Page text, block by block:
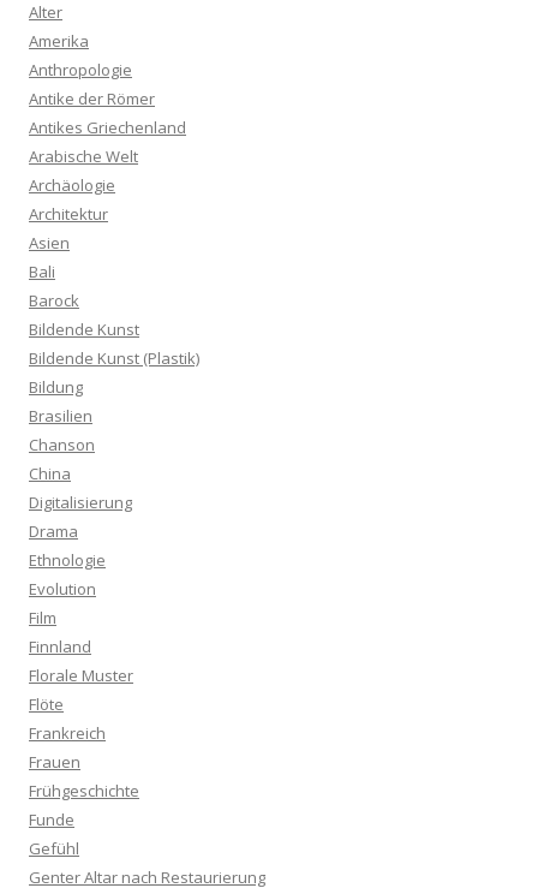
Alter
Amerika
Anthropologie
Antike der Römer
Antikes Griechenland
Arabische Welt
Archäologie
Architektur
Asien
Bali
Barock
Bildende Kunst
Bildende Kunst (Plastik)
Bildung
Brasilien
Chanson
China
Digitalisierung
Drama
Ethnologie
Evolution
Film
Finnland
Florale Muster
Flöte
Frankreich
Frauen
Frühgeschichte
Funde
Gefühl
Genter Altar nach Restaurierung